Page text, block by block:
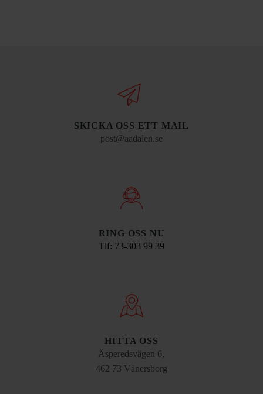
SKICKA OSS ETT MAIL
post@aadalen.se
RING OSS NU
Tlf: 73-303 99 39
HITTA OSS
Äsperedsvägen 6,
462 73 Vänersborg